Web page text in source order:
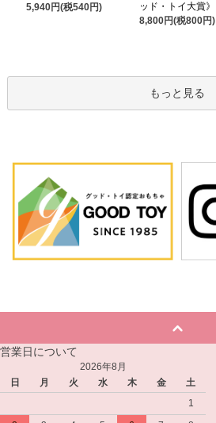
5,940円(税540円)
ッド・トイ大賞》
8,800円(税800円)
もっと見る
営業日について
2026年8月
日
月 火 水 木 金
土
1